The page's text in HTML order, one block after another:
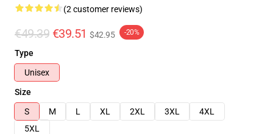
(2 customer reviews)
€49.39 €39.51 $42.95 -20%
Type
Unisex
Size
S
M L XL 2XL 3XL
4XL
5XL